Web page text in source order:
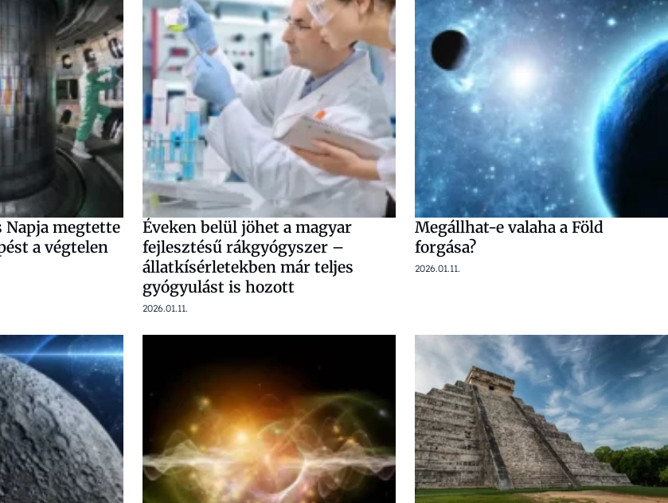
Napja megtette
a végtelen
Éveken belül jöhet a magyar
fejlesztésű rákgyógyszer –
állatkísérletekben már teljes
gyógyulást is hozott
2026.01.11.
Megállhat-e valaha a Föld
forgása?
2026.01.11.